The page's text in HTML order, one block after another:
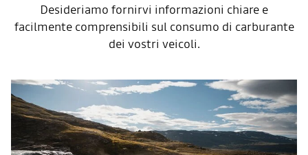
Desideriamo fornirvi informazioni chiare e
facilmente comprensibili sul consumo di carburante
dei vostri veicoli.